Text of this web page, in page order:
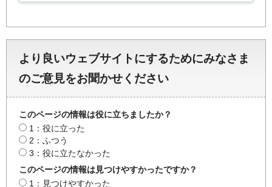
より良いウェブサイトにするためにみなさま
のご意見をお聞かせください
このページの情報は役に立ちましたか？
1：役に立った
2：ふつう
3：役に立たなかった
このページの情報は見つけやすかったですか？
1：見つけやすかった